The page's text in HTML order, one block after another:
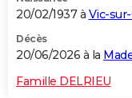
20/02/1937 à Vic-
Décès
20/06/2026 à la
Famille DELRIEU